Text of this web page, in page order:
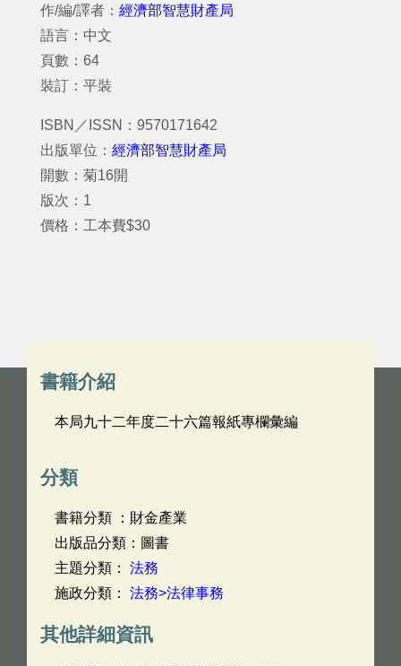
作/編/譯者： 經濟部智慧財產局
語言：中文
頁數：64
裝訂：平裝
ISBN／ISSN：9570171642
出版單位： 經濟部智慧財產局
開數：菊16開
版次：1
價格：工本費$30
書籍介紹
本局九十二年度二十六篇報紙專欄彙編
分類
書籍分類 ：財金產業
出版品分類：圖書
主題分類： 法務
施政分類： 法務>法律事務
其他詳細資訊